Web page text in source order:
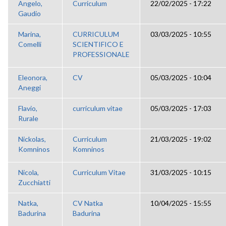
Angelo,
Gaudio
Curriculum 22/02/2025 - 17:22
Marina,
Comelli
CURRICULUM
SCIENTIFICO E
PROFESSIONALE
03/03/2025 - 10:55
Eleonora,
Aneggi
CV 05/03/2025 - 10:04
Flavio,
Rurale
curriculum vitae 05/03/2025 - 17:03
Nickolas,
Komninos
Curriculum
Komninos
21/03/2025 - 19:02
Nicola,
Zucchiatti
Curriculum Vitae 31/03/2025 - 10:15
Natka,
Badurina
CV Natka
Badurina
10/04/2025 - 15:55